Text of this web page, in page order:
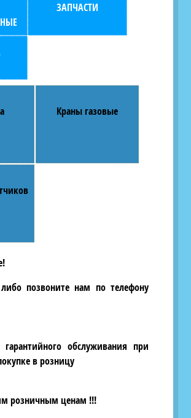
ЗАПЧАСТИ
Краны газовые
позвоните нам по телефону
обслуживания при
в розницу
розничным ценам !!!